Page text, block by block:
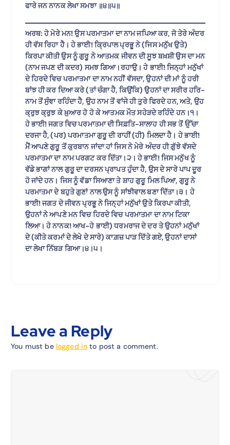
ਫਾਰੇ ਜਨ ਨਾਨਕ ਲੇਖਾ ਸਮਝਾ ॥੪॥੫॥
ਅਰਥ: ਹੇ ਮੇਰੇ ਮਨ! ਉਸ ਪਰਮਾਤਮਾ ਦਾ ਨਾਮ ਜਪਿਆ ਕਰ, ਜੋ ਤੇਰੇ ਅੰਦਰ
ਹੀ ਵੱਸ ਰਿਹਾ ਹੈ। ਹੇ ਭਾਈ! ਕ੍ਰਿਪਾਲ ਪ੍ਰਭੂ ਨੇ (ਜਿਸ ਮਨੁੱਖ ਉਤੇ)
ਕਿਰਪਾ ਕੀਤੀ ਉਸ ਨੂੰ ਗੁਰੂ ਨੇ ਆਤਮਕ ਜੀਵਨ ਦੀ ਸੂਝ ਬਖ਼ਸ਼ੀ ਉਸ ਦਾ ਮਨ
(ਨਾਮ ਜਪਣ ਦੀ ਕਦਰ) ਸਮਝ ਗਿਆ।ਰਹਾਉ। ਹੇ ਭਾਈ! ਜਿਨ੍ਹਾਂ ਮਨੁੱਖਾਂ
ਦੇ ਹਿਰਦੇ ਵਿਚ ਪਰਮਾਤਮਾ ਦਾ ਨਾਮ ਨਹੀਂ ਵੱਸਦਾ, ਉਹਨਾਂ ਦੀ ਮਾਂ ਨੂੰ ਹਰੀ
ਬਾਂਝ ਹੀ ਕਰ ਦਿਆ ਕਰੇ (ਤਾਂ ਚੰਗਾ ਹੈ, ਕਿਉਂਕਿ) ਉਹਨਾਂ ਦਾ ਸਰੀਰ ਹਰਿ-
ਨਾਮ ਤੋਂ ਸੁੰਞਾ ਰਹਿੰਦਾ ਹੈ, ਉਹ ਨਾਮ ਤੋਂ ਵਾਂਜੇ ਹੀ ਤੁਰੇ ਫਿਰਦੇ ਹਨ, ਅਤੇ, ਉਹ
ਕ੍ਰੁਝ ਕ੍ਰੁਝ ਕੇ ਖ਼ੁਆਰ ਹੋ ਹੋ ਕੇ ਆਤਮਕ ਮੌਤ ਸਹੇੜਦੇ ਰਹਿੰਦੇ ਹਨ।੧।
ਹੇ ਭਾਈ! ਜਗਤ ਵਿਚ ਪਰਮਾਤਮਾ ਦੀ ਸਿਫ਼ਤਿ-ਸਾਲਾਹ ਹੀ ਸਭ ਤੋਂ ਉੱਚਾ
ਦਰਜਾ ਹੈ, (ਪਰ) ਪਰਮਾਤਮਾ ਗੁਰੂ ਦੀ ਰਾਹੀਂ (ਹੀ) ਮਿਲਦਾ ਹੈ। ਹੇ ਭਾਈ!
ਮੈਂ ਆਪਣੇ ਗੁਰੂ ਤੋਂ ਕੁਰਬਾਨ ਜਾਂਦਾ ਹਾਂ ਜਿਸ ਨੇ ਮੇਰੇ ਅੰਦਰ ਹੀ ਗੁੱਝੇ ਵੱਸਦੇ
ਪਰਮਾਤਮਾ ਦਾ ਨਾਮ ਪਰਗਟ ਕਰ ਦਿੱਤਾ।੨। ਹੇ ਭਾਈ! ਜਿਸ ਮਨੁੱਖ ਨੂੰ
ਵੱਡੇ ਭਾਗਾਂ ਨਾਲ ਗੁਰੂ ਦਾ ਦਰਸਨ ਪ੍ਰਾਪਤ ਹੁੰਦਾ ਹੈ, ਉਸ ਦੇ ਸਾਰੇ ਪਾਪ ਦੂਰ
ਹੋ ਜਾਂਦੇ ਹਨ। ਜਿਸ ਨੂੰ ਵੱਡਾ ਸਿਆਣਾ ਤੇ ਸ਼ਾਹ ਗੁਰੂ ਮਿਲ ਪਿਆ, ਗੁਰੂ ਨੇ
ਪਰਮਾਤਮਾ ਦੇ ਬਹੁਤੇ ਗੁਣਾਂ ਨਾਲ ਉਸ ਨੂੰ ਸਾਂਝੀਵਾਲ ਬਣਾ ਦਿੱਤਾ।੩। ਹੇ
ਭਾਈ! ਜਗਤ ਦੇ ਜੀਵਨ ਪ੍ਰਭੂ ਨੇ ਜਿਨ੍ਹਾਂ ਮਨੁੱਖਾਂ ਉਤੇ ਕਿਰਪਾ ਕੀਤੀ,
ਉਹਨਾਂ ਨੇ ਆਪਣੇ ਮਨ ਵਿਚ ਹਿਰਦੇ ਵਿਚ ਪਰਮਾਤਮਾ ਦਾ ਨਾਮ ਟਿਕਾ
ਲਿਆ। ਹੇ ਨਾਨਕ! ਆਖ-ਹੇ ਭਾਈ) ਧਰਮਰਾਜ ਦੇ ਦਰ ਤੇ ਉਹਨਾਂ ਮਨੁੱਖਾਂ
ਦੇ (ਕੀਤੇ ਕਰਮਾਂ ਦੇ ਲੇਖੇ ਦੇ ਸਾਰੇ) ਕਾਗ਼ਜ਼ ਪਾੜ ਦਿੱਤੇ ਗਏ, ਉਹਨਾਂ ਦਾਸਾਂ
ਦਾ ਲੇਖਾ ਨਿੱਬੜ ਗਿਆ।੪।੫।
Leave a Reply
You must be logged in to post a comment.